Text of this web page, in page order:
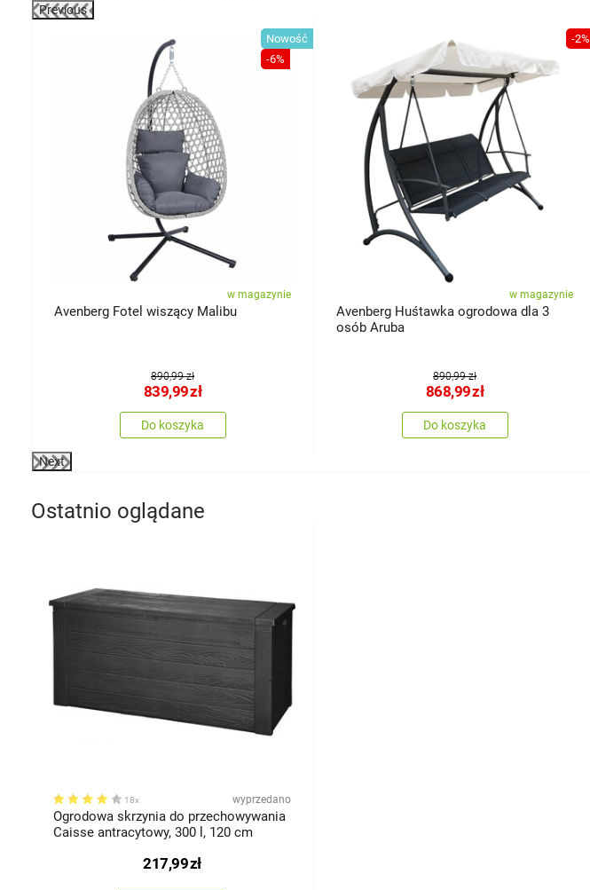
Previous
Nowość
-6%
w magazynie
Avenberg Fotel wiszący Malibu
890,99 zł
839,99zł
Do koszyka
-2%
w magazynie
Avenberg Huśtawka ogrodowa dla 3
osób Aruba
890,99 zł
868,99zł
Do koszyka
Next
Ostatnio oglądane
18x wyprzedano
Ogrodowa skrzynia do przechowywania
Caisse antracytowy, 300 l, 120 cm
217,99zł